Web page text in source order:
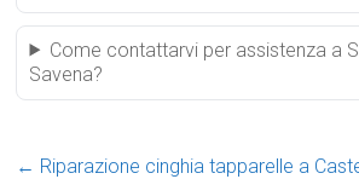
Come contattarvi per assistenza a
Savena?
← Riparazione cinghia tapparelle a